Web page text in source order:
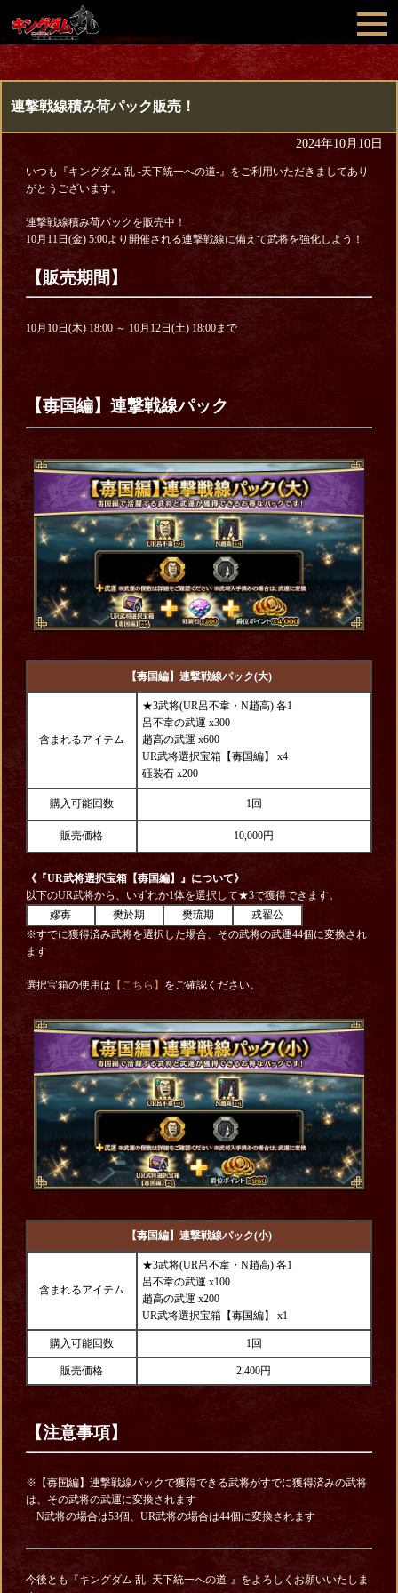
連撃戦線積み荷パック販売！
2024年10月10日
いつも『キングダム 乱 -天下統一への道-』をご利用いただきましてあり
がとうございます。
連撃戦線積み荷パックを販売中！
10月11日(金) 5:00より開催される連撃戦線に備えて武将を強化しよう！
【販売期間】
10月10日(木) 18:00 ～ 10月12日(土) 18:00まで
【毐国編】連撃戦線パック
【毐国編】連撃戦線パック(大)
含まれるアイテム
★3武将(UR呂不韋・N趙高) 各1
呂不韋の武運 x300
趙高の武運 x600
UR武将選択宝箱【毐国編】 x4
砡装石 x200
購入可能回数 1回
販売価格 10,000円
《『UR武将選択宝箱【毐国編】
』について》
以下のUR武将から、いずれか1体を選択して★3で獲得できます。
嫪毐
樊於期 樊琉期
戎翟公
※すでに獲得済み武将を選択した場合、その武将の武運44個に変換され
ます
選択宝箱の使用は 【こちら】 をご確認ください。
【毐国編】連撃戦線パック(小)
含まれるアイテム
★3武将(UR呂不韋・N趙高) 各1
呂不韋の武運 x100
趙高の武運 x200
UR武将選択宝箱【毐国編】 x1
購入可能回数 1回
販売価格 2,400円
【注意事項】
※【毐国編】連撃戦線パックで獲得できる武将がすでに獲得済みの武将
は、その武将の武運に変換されます
N武将の場合は53個、UR武将の場合は44個に変換されます
今後とも『キングダム 乱 -天下統一への道-』をよろしくお願いいたしま